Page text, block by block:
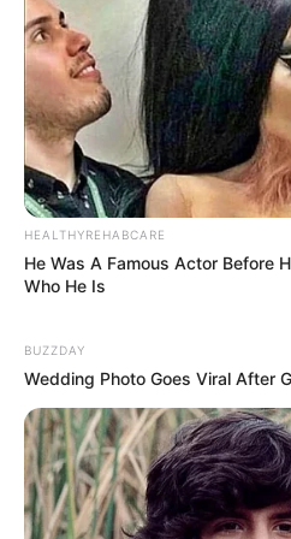
Im vorgeheizten Ofen bei
25–30 Minuten
Fertig ist deinLauch
– dein neues
herzhafter Lauch-
als Hauptgericht als auch
funktioniert.
Variationen
Rezepts
Vegetarisch
Fleisch
HEALTHYREHABCARE
He Was A Famous Actor Before
Who He Is
BUZZDAY
Wedding Photo Goes Viral After